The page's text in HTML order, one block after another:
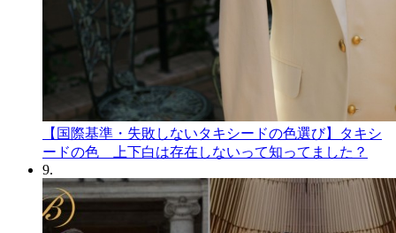
【国際基準・失敗しないタキシードの色選び】タキシ
ードの色 上下白は存在しないって知ってました？
9.